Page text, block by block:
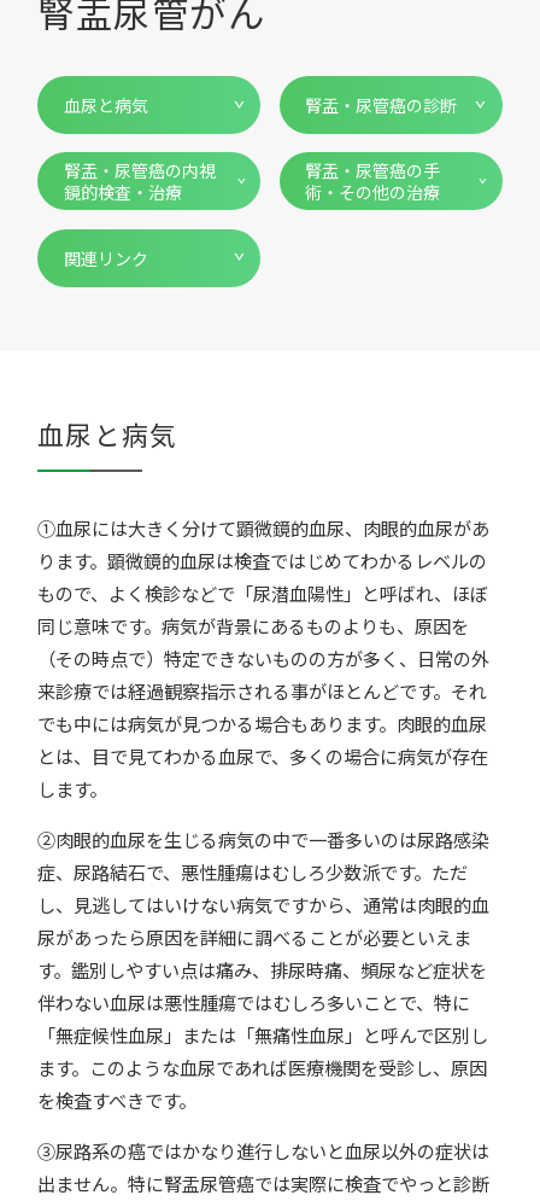
疾患解説
腎盂尿管がん
血尿と病気 腎盂・尿管癌の診断
腎盂・尿管癌の内視
鏡的検査・治療
腎盂・尿管癌の手
術・その他の治療
関連リンク
血尿と病気
①血尿には大きく分けて顕微鏡的血尿、肉眼的血尿があ
ります。顕微鏡的血尿は検査ではじめてわかるレベルの
もので、よく検診などで「尿潜血陽性」と呼ばれ、ほぼ
同じ意味です。病気が背景にあるものよりも、原因を
（その時点で）特定できないものの方が多く、日常の外
来診療では経過観察指示される事がほとんどです。それ
でも中には病気が見つかる場合もあります。肉眼的血尿
とは、目で見てわかる血尿で、多くの場合に病気が存在
します。
②肉眼的血尿を生じる病気の中で一番多いのは尿路感染
症、尿路結石で、悪性腫瘍はむしろ少数派です。ただ
し、見逃してはいけない病気ですから、通常は肉眼的血
尿があったら原因を詳細に調べることが必要といえま
す。鑑別しやすい点は痛み、排尿時痛、頻尿など症状を
伴わない血尿は悪性腫瘍ではむしろ多いことで、特に
「無症候性血尿」または「無痛性血尿」と呼んで区別し
ます。このような血尿であれば医療機関を受診し、原因
を検査すべきです。
③尿路系の癌ではかなり進行しないと血尿以外の症状は
出ません。特に腎盂尿管癌では実際に検査でやっと診断